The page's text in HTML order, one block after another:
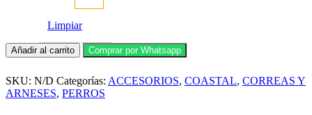
Limpiar
Correa
Coastal
1.20
mt
Añadir al carrito Comprar por Whatsapp
SKU: N/D Categorías: ACCESORIOS, COASTAL, CORREAS Y
ARNESES, PERROS